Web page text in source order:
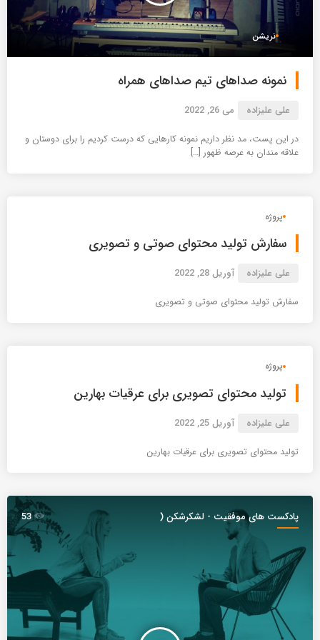
نریشن
نمونه صداهای تیم صداهای همراه
علی علیزاده می 26, 2022
در این پست، مد نظر داریم نمونه کارهایی که درست کردیم را برای دوستان و
علاقه مندان به عرصه ظهور […]
پروژه
سفارش تولید محتوای صوتی و تصویری
علی علیزاده آوریل 28, 2022
سفارش تولید محتوای صوتی و تصویری
پروژه
تولید محتوای تصویری برای عرقیات بهارین
علی علیزاده آوریل 25, 2022
تولید محتوای تصویری برای عرقیات بهارین
پادکست های موفقیت - لشکرشکن (
موج )
53